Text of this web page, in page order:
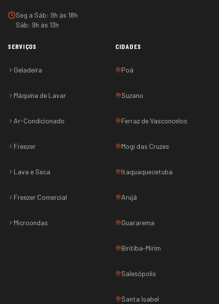
Seg a Sáb: 9h às 18h
Sáb: 9h às 13h
SERVIÇOS
Geladeira
Máquina de Lavar
Ar-Condicionado
Freezer
Lava e Seca
Freezer Comercial
Microondas
CIDADES
Poá
Suzano
Ferraz de Vasconcelos
Mogi das Cruzes
Itaquaquecetuba
Arujá
Guararema
Biritiba-Mirim
Salesópolis
Santa Isabel